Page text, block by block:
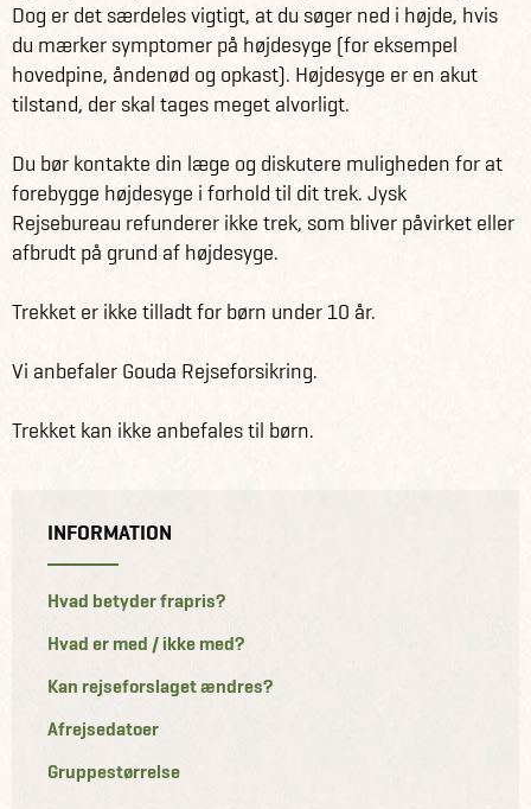
Dog er det særdeles vigtigt, at du søger ned i højde, hvis
du mærker symptomer på højdesyge (for eksempel
hovedpine, åndenød og opkast). Højdesyge er en akut
tilstand, der skal tages meget alvorligt.
Du bør kontakte din læge og diskutere muligheden for at
forebygge højdesyge i forhold til dit trek. Jysk
Rejsebureau refunderer ikke trek, som bliver påvirket eller
afbrudt på grund af højdesyge.
Trekket er ikke tilladt for børn under 10 år.
Vi anbefaler Gouda Rejseforsikring.
Trekket kan ikke anbefales til børn.
INFORMATION
Hvad betyder frapris?
Hvad er med / ikke med?
Kan rejseforslaget ændres?
Afrejsedatoer
Gruppestørrelse